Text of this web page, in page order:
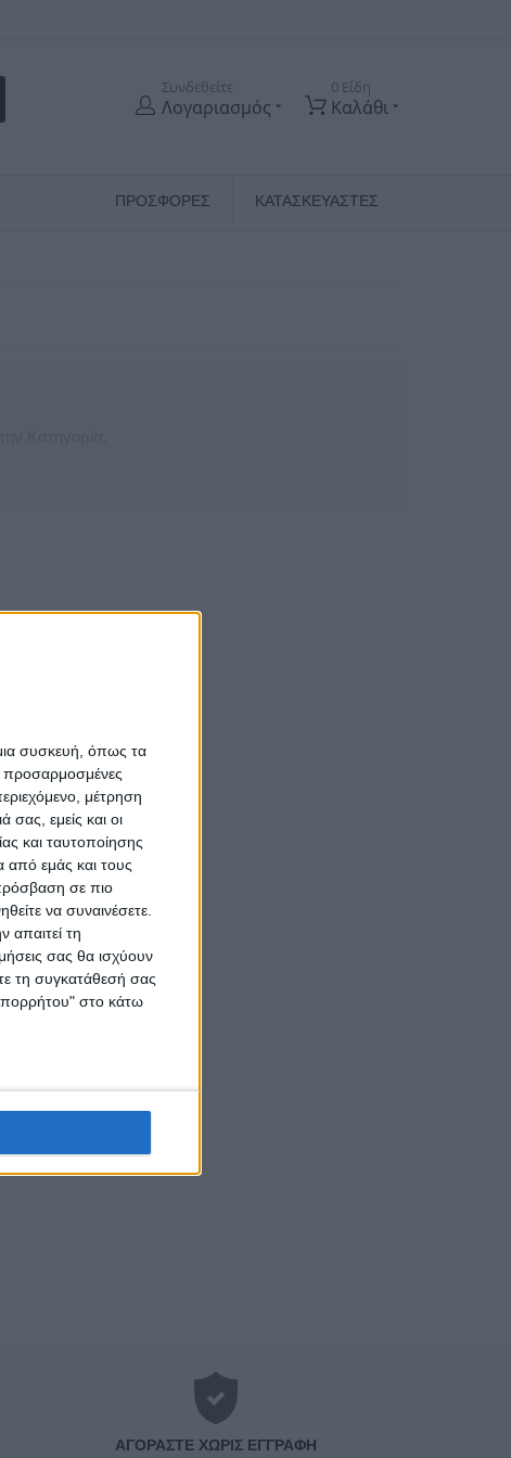
συσκευή, όπως τα
προσαρμοσμένες
μέτρηση
σας, εμείς και οι
και ταυτοποίησης
από εμάς και τους
σε πιο
να συναινέσετε.
απαιτεί τη
σας θα ισχύουν
τη συγκατάθεσή σας
στο κάτω
Συνδεθείτε
Λογαριασμός
0 Είδη
Καλάθι
ΠΡΟΣΦΟΡΕΣ ΚΑΤΑΣΚΕΥΑΣΤΈΣ
ΑΓΟΡΆΣΤΕ ΧΩΡΊΣ ΕΓΓΡΑΦΉ